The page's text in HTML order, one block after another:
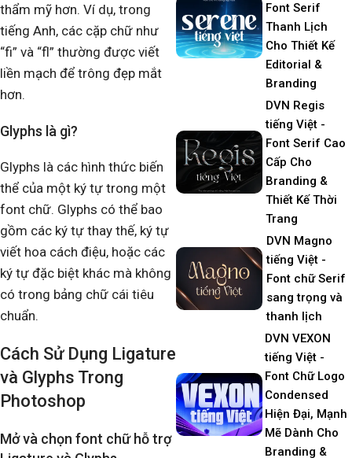
thẩm mỹ hơn. Ví dụ, trong
tiếng Anh, các cặp chữ như
“fi” và “fl” thường được viết
liền mạch để trông đẹp mắt
hơn.
Glyphs là gì?
Glyphs là các hình thức biến
thể của một ký tự trong một
font chữ. Glyphs có thể bao
gồm các ký tự thay thế, ký tự
viết hoa cách điệu, hoặc các
ký tự đặc biệt khác mà không
có trong bảng chữ cái tiêu
chuẩn.
Cách Sử Dụng Ligature
và Glyphs Trong
Photoshop
Mở và chọn font chữ hỗ trợ
Font Serif
Thanh Lịch
Cho Thiết Kế
Editorial &
Branding
DVN Regis
tiếng Việt -
Font Serif Cao
Cấp Cho
Branding &
Thiết Kế Thời
Trang
DVN Magno
tiếng Việt -
Font chữ Serif
sang trọng và
thanh lịch
DVN VEXON
tiếng Việt -
Font Chữ Logo
Condensed
Hiện Đại, Mạnh
Mẽ Dành Cho
Branding &